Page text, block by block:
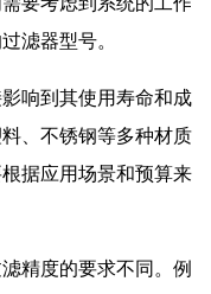
滤器型号。
响到其使用寿命和成
、不锈钢等多种材质
据应用场景和预算来
精度的要求不同。例